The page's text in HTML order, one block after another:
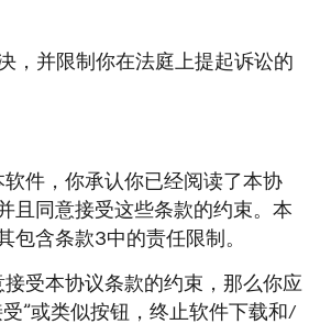
，并限制你在法庭上提起诉讼的
软件，你承认你已经阅读了本协
且同意接受这些条款的约束。本
包含条款3中的责任限制。
接受本协议条款的约束，那么你应
”或类似按钮，终止软件下载和/